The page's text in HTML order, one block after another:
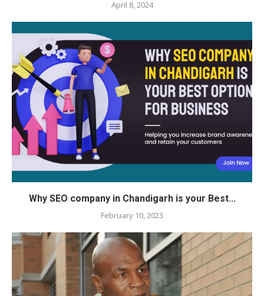
April 8, 2024
Why SEO company in Chandigarh is your Best...
February 10, 2023